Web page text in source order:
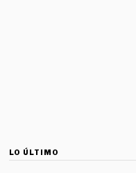
LO ÚLTIMO